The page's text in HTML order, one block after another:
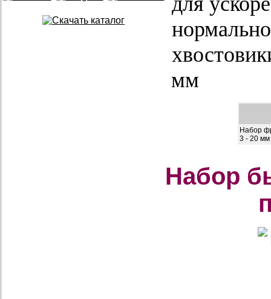
мм
Набор
3 - 20
Набор